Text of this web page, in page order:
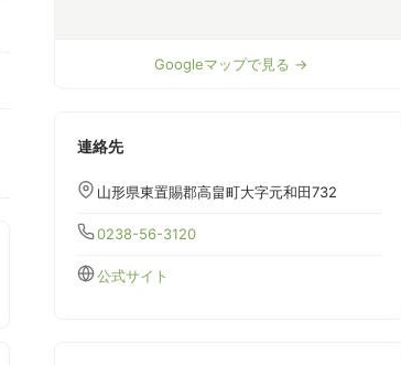
Googleマップで見る →
連絡先
山形県東置賜郡高畠町大字元和田732
0238-56-3120
公式サイト